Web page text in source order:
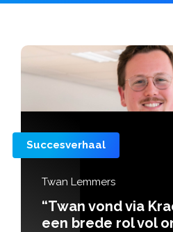
zijn plek in
en